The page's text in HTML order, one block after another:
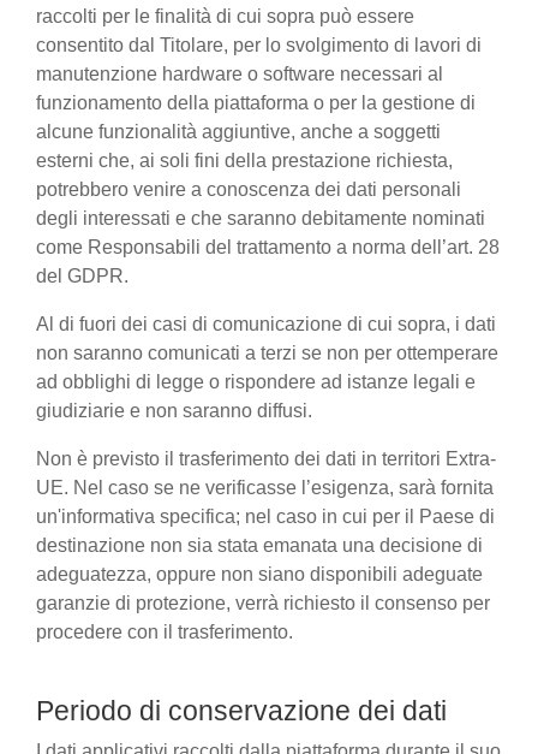
raccolti per le finalità di cui sopra può essere
consentito dal Titolare, per lo svolgimento di lavori di
manutenzione hardware o software necessari al
funzionamento della piattaforma o per la gestione di
alcune funzionalità aggiuntive, anche a soggetti
esterni che, ai soli fini della prestazione richiesta,
potrebbero venire a conoscenza dei dati personali
degli interessati e che saranno debitamente nominati
come Responsabili del trattamento a norma dell’art. 28
del GDPR.
Al di fuori dei casi di comunicazione di cui sopra, i dati
non saranno comunicati a terzi se non per ottemperare
ad obblighi di legge o rispondere ad istanze legali e
giudiziarie e non saranno diffusi.
Non è previsto il trasferimento dei dati in territori Extra-
UE. Nel caso se ne verificasse l’esigenza, sarà fornita
un'informativa specifica; nel caso in cui per il Paese di
destinazione non sia stata emanata una decisione di
adeguatezza, oppure non siano disponibili adeguate
garanzie di protezione, verrà richiesto il consenso per
procedere con il trasferimento.
Periodo di conservazione dei dati